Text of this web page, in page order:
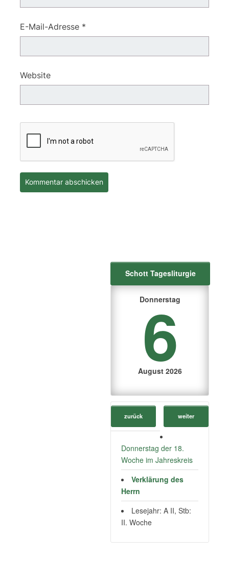
E-Mail-Adresse *
Website
Schott Tagesliturgie
Donnerstag
6
August 2026
zurück weiter
Donnerstag der 18.
Woche im Jahreskreis
Verklärung des
Herrn
Lesejahr: A II, Stb:
II. Woche